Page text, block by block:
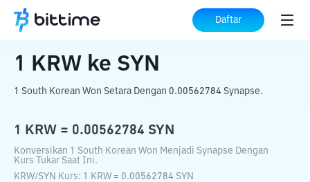
Daftar
Beranda Konverter Kripto ke SYN
1 KRW ke SYN
1 South Korean Won Setara Dengan 0.00562784 Synapse.
1 KRW = 0.00562784 SYN
Konversikan 1 South Korean Won Menjadi Synapse Dengan
Kurs Tukar Saat Ini.
KRW/SYN Kurs: 1 KRW = 0.00562784 SYN